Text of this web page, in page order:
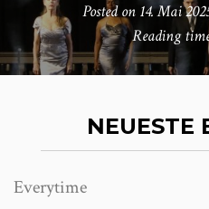
Posted on 14. Mai
Reading
NEUESTE
Everytime